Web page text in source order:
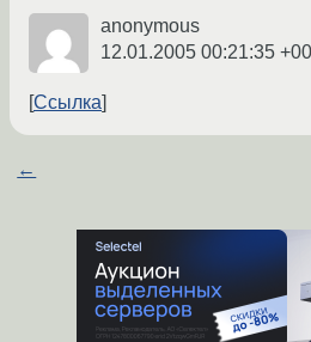
anonymous
12.01.2005 00:21:35
Ссылка
←